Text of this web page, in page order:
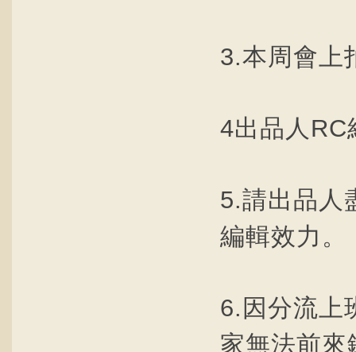
3.本周會上
4出品人RC
5.請出品人
編輯效力。
6.因分流上
家無法前來